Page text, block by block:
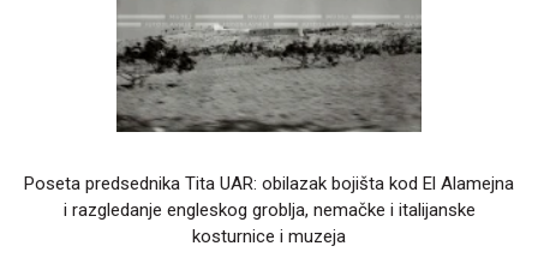
Poseta predsednika Tita UAR: obilazak bojišta kod El Alamejna
i razgledanje engleskog groblja, nemačke i italijanske
kosturnice i muzeja